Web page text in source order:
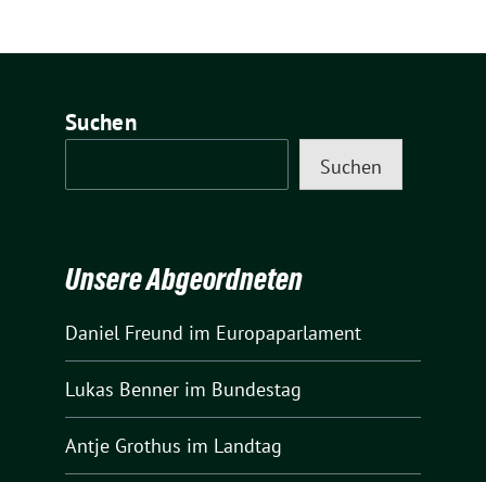
Suchen
Suchen
Unsere Abgeordneten
Daniel Freund im Europaparlament
Lukas Benner im Bundestag
Antje Grothus im Landtag